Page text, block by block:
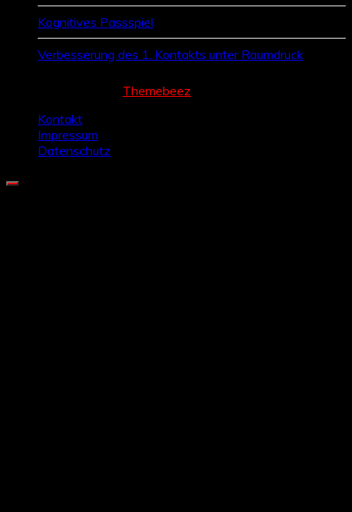
Kognitives Passspiel
Verbesserung des 1. Kontakts unter Raumdruck
Themebeez
Kontakt
Impressum
Datenschutz